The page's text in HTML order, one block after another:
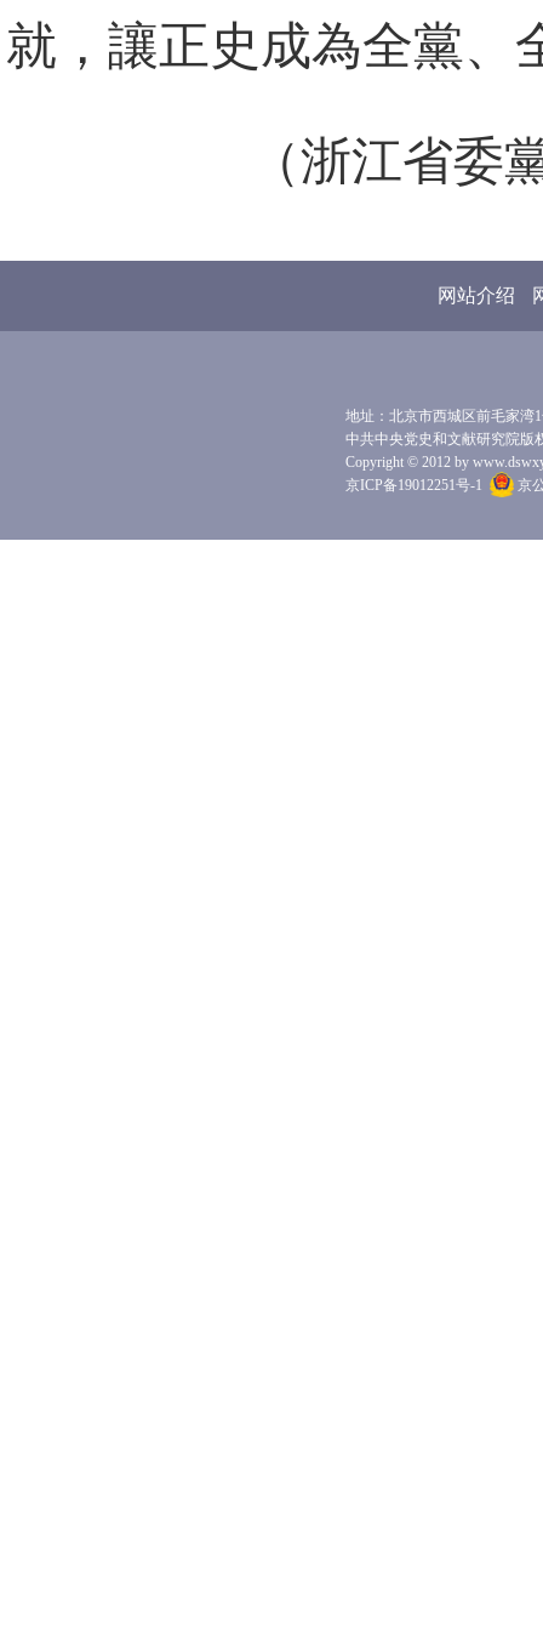
就，讓正史成為全黨、
（浙江省委
网站介绍
地址：北京市西城区前毛家湾
中共中央党史和文献研究院版
Copyright © 2012 by
京ICP备19012251号-1
京